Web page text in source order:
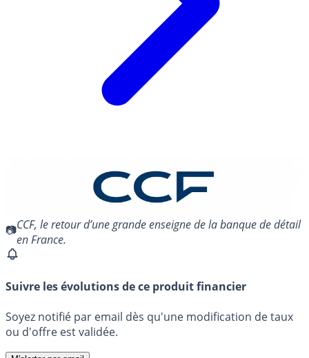
CCF, le retour d’une grande enseigne de la banque de détail
en France.
Suivre les évolutions de ce produit financier
Soyez notifié par email dès qu'une modification de taux
ou d'offre est validée.